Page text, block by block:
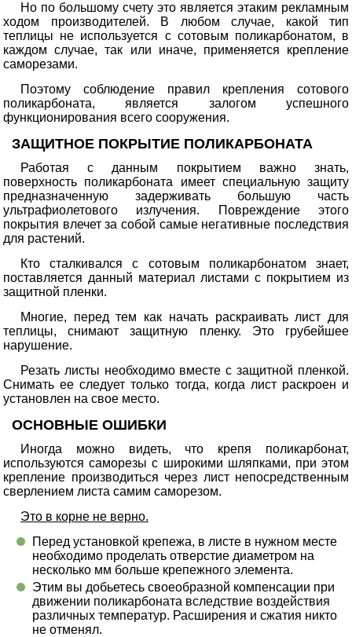
Но по большому счету это является этаким рекламным
ходом производителей. В любом случае, какой тип
теплицы не используется с сотовым поликарбонатом, в
каждом случае, так или иначе, применяется крепление
саморезами.
Поэтому соблюдение правил крепления сотового
поликарбоната, является залогом успешного
функционирования всего сооружения.
ЗАЩИТНОЕ ПОКРЫТИЕ ПОЛИКАРБОНАТА
Работая с данным покрытием важно знать,
поверхность поликарбоната имеет специальную защиту
предназначенную задерживать большую часть
ультрафиолетового излучения. Повреждение этого
покрытия влечет за собой самые негативные последствия
для растений.
Кто сталкивался с сотовым поликарбонатом знает,
поставляется данный материал листами с покрытием из
защитной пленки.
Многие, перед тем как начать раскраивать лист для
теплицы, снимают защитную пленку. Это грубейшее
нарушение.
Резать листы необходимо вместе с защитной пленкой.
Снимать ее следует только тогда, когда лист раскроен и
установлен на свое место.
ОСНОВНЫЕ ОШИБКИ
Иногда можно видеть, что крепя поликарбонат,
используются саморезы с широкими шляпками, при этом
крепление производиться через лист непосредственным
сверлением листа самим саморезом.
Это в корне не верно.
Перед установкой крепежа, в листе в нужном месте
необходимо проделать отверстие диаметром на
несколько мм больше крепежного элемента.
Этим вы добьетесь своеобразной компенсации при
движении поликарбоната вследствие воздействия
различных температур. Расширения и сжатия никто
не отменял.